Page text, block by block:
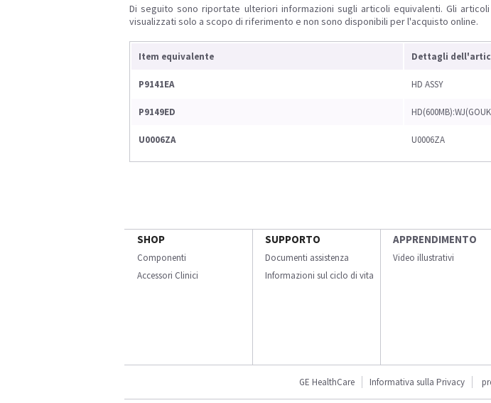
Di seguito sono riportate ulteriori informazioni sugli articoli equivalenti. Gli
visualizzati solo a scopo di riferimento e non sono disponibili per l'acquisto online.
Item equivalente Dettagli
P9141EA HD ASSY
P9149ED
U0006ZA U0006ZA
SHOP
Componenti
Accessori Clinici
SUPPORTO
Documenti assistenza
Informazioni sul ciclo di vita
APPRENDIMENTO
Video illustrativi
GE HealthCare Informativa sulla Privacy